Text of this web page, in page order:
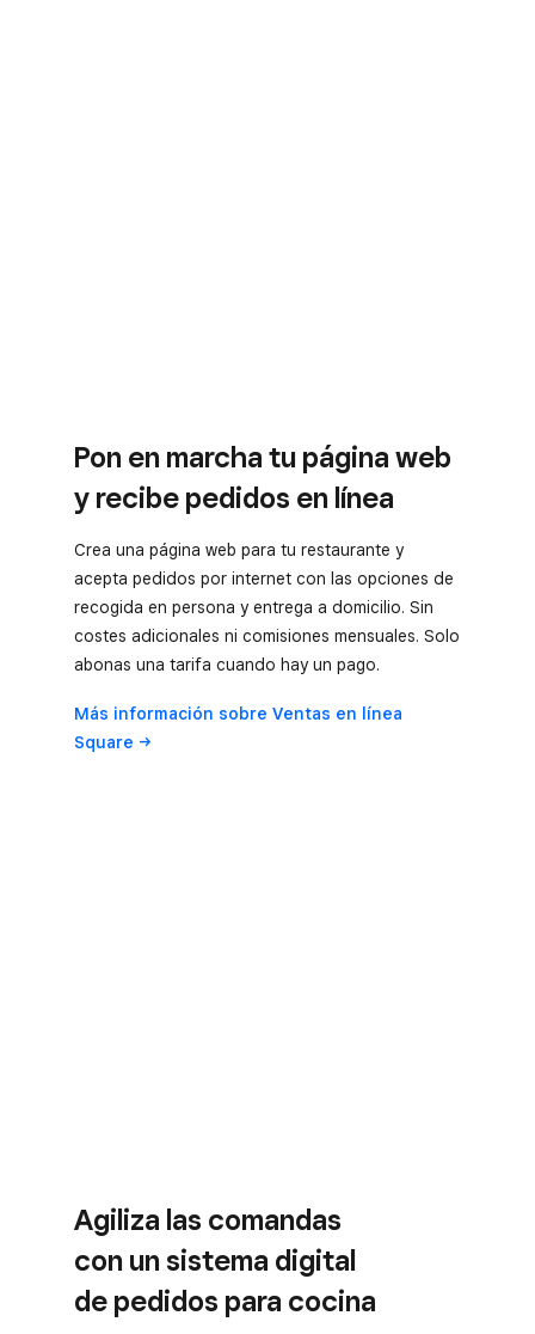
Pon en marcha tu página web
y recibe pedidos en línea
Crea una página web para tu restaurante y
acepta pedidos por internet con las opciones de
recogida en persona y entrega a domicilio. Sin
costes adicionales ni comisiones mensuales. Solo
abonas una tarifa cuando hay un pago.
Más información sobre Ventas en línea
Square
Agiliza las comandas
con un sistema digital
de pedidos para cocina